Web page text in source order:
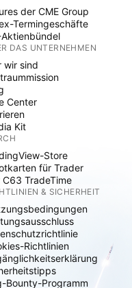
der CME Group
Termingeschäfte
Aktienbündel
DAS UNTERNEHMEN
wir sind
Center
Kit
Store
für Trader
C63 TradeTime
& SICHERHEIT
Richtlinien
Bounty-Programm